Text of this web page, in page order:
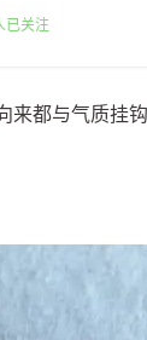
已关注
都与气质挂